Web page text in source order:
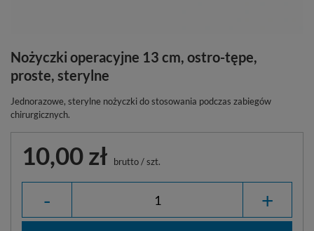
Nożyczki operacyjne 13 cm, ostro-tępe,
proste, sterylne
Jednorazowe, sterylne nożyczki do stosowania podczas zabiegów
chirurgicznych.
10,00 zł brutto/szt.
- +